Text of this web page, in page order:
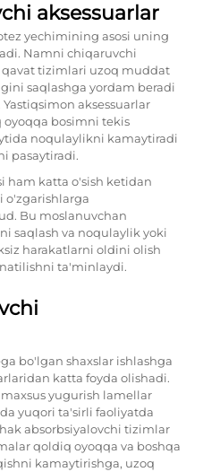
aksessuarlar
yechimining asosi uning
Namni chiqaruvchi
tizimlari uzoq muddat
saqlashga yordam beradi
aksessuarlar
bosimni tekis
noqulaylikni kamaytiradi
pasaytiradi.
ham katta o'sish ketidan
o'zgarishlarga
Bu moslanuvchan
saqlash va noqulaylik yoki
harakatlarni oldini olish
ta'minlaydi.
bo'lgan shaxslar ishlashga
katta foyda olishadi.
yugurish lamellar
yuqori ta'sirli faoliyatda
absorbsiyalovchi tizimlar
qoldiq oyoqqa va boshqa
kamaytirishga, uzoq